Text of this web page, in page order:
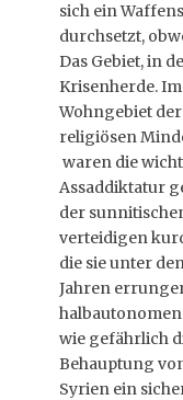
sich ein
durchsetzt,
Das Gebiet, in
Krisenherde.
Wohngebiet
religiösen
waren die
Assaddiktatur
der
verteidigen
die sie unter
Jahren
wie gefährlich
Behauptung
Syrien ein